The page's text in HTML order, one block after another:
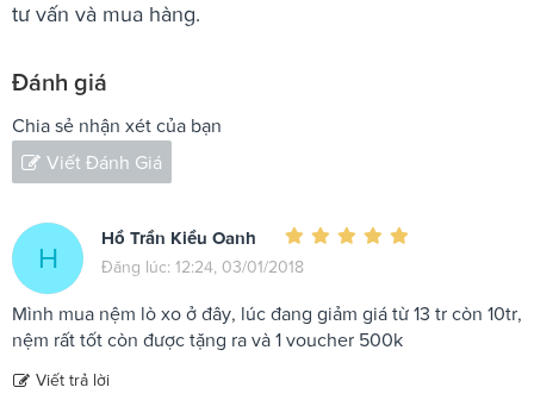
tư vấn và mua hàng.
Đánh giá
Chia sẻ nhận xét của bạn
Viết Đánh Giá
H
Hồ Trần Kiều Oanh
Đăng lúc: 12:24, 03/01/2018
Mình mua nệm lò xo ở đây, lúc đang giảm giá từ 13 tr còn 10tr,
nệm rất tốt còn được tặng ra và 1 voucher 500k
Viết trả lời